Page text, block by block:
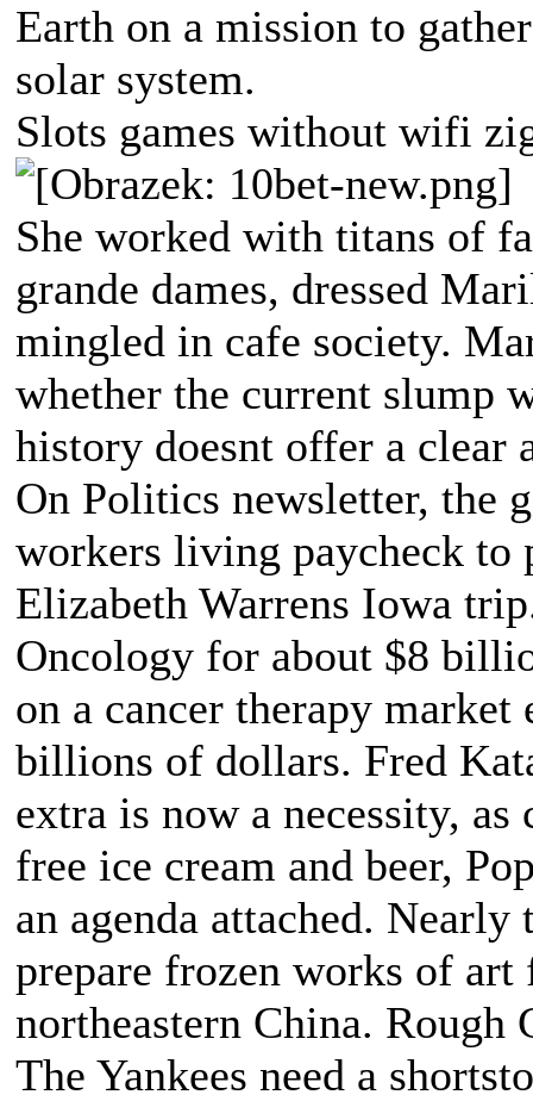
Earth on a mission to
solar system.
Slots games without wifi
She worked with titans of
grande dames, dressed
mingled in cafe society.
whether the current slump
history doesnt offer a clear
On Politics newsletter, the
workers living paycheck to
Elizabeth Warrens Iowa
Oncology for about $8
on a cancer therapy
billions of dollars. Fred
extra is now a necessity,
free ice cream and beer,
an agenda attached.
prepare frozen works of
northeastern China.
The Yankees need a